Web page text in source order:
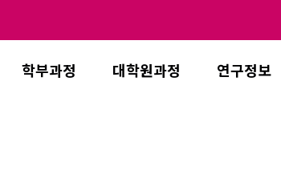
학부과정 대학원과정 연구정보